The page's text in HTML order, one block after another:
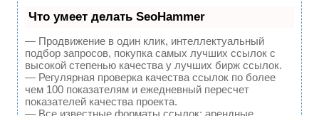
Что умеет делать SeoHammer
— Продвижение в один клик, интеллектуальный
подбор запросов, покупка самых лучших ссылок с
высокой степенью качества у лучших бирж ссылок.
— Регулярная проверка качества ссылок по более
чем 100 показателям и ежедневный пересчет
показателей качества проекта.
— Все известные форматы ссылок: арендные